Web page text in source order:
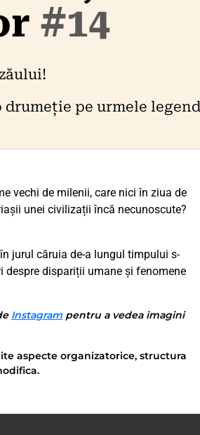
#14
pe urmele
vechi de milenii, care nici în ziua de
unei civilizații încă necunoscute?
jurul căruia de-a lungul timpului s-
despre dispariții umane și fenomene
Instagram pentru a vedea imagini
aspecte organizatorice, structura